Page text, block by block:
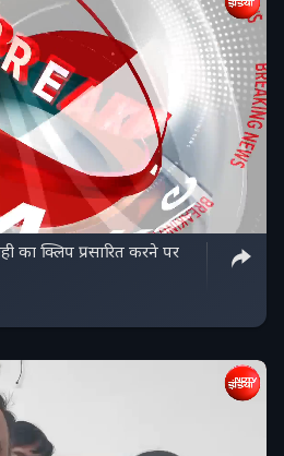
का क्लिप प्रसारित करने पर